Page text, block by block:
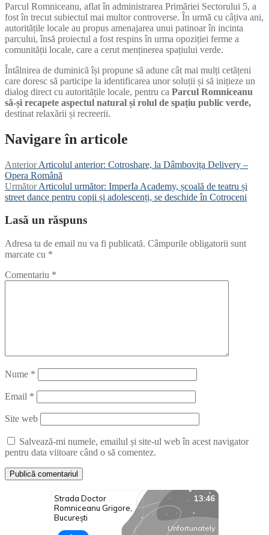
Parcul Romniceanu, aflat în administrarea Primăriei Sectorului 5, a
fost în trecut subiectul mai multor controverse. În urmă cu câțiva ani,
autoritățile locale au propus amenajarea unui patinoar în incinta
parcului, însă proiectul a fost respins în urma opoziției ferme a
comunității locale, care a cerut menținerea spațiului verde.
Întâlnirea de duminică își propune să adune cât mai mulți cetățeni
care doresc să participe la identificarea unor soluții și să inițieze un
dialog direct cu autoritățile locale, pentru ca Parcul Romniceanu
să-și recapete aspectul natural și rolul de spațiu public verde,
destinat relaxării și recreerii.
Navigare în articole
Anterior Articolul anterior: Cotroshare, la Dâmbovița Delivery –
Opera Română
Următor Articolul următor: ImperIa Academy, școală de teatru și
street dance pentru copii și adolescenți, se deschide în Cotroceni
Lasă un răspuns
Adresa ta de email nu va fi publicată. Câmpurile obligatorii sunt
marcate cu *
Comentariu *
Nume *
Email *
Site web
Salvează-mi numele, emailul și site-ul web în acest navigator
pentru data viitoare când o să comentez.